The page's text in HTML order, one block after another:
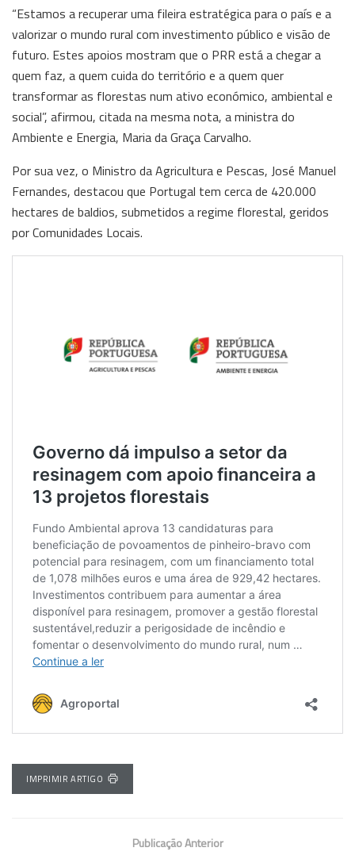
“Estamos a recuperar uma fileira estratégica para o país e a
valorizar o mundo rural com investimento público e visão de
futuro. Estes apoios mostram que o PRR está a chegar a
quem faz, a quem cuida do território e a quem quer
transformar as florestas num ativo económico, ambiental e
social”, afirmou, citada na mesma nota, a ministra do
Ambiente e Energia, Maria da Graça Carvalho.
Por sua vez, o Ministro da Agricultura e Pescas, José Manuel
Fernandes, destacou que Portugal tem cerca de 420.000
hectares de baldios, submetidos a regime florestal, geridos
por Comunidades Locais.
IMPRIMIR ARTIGO
Publicação Anterior